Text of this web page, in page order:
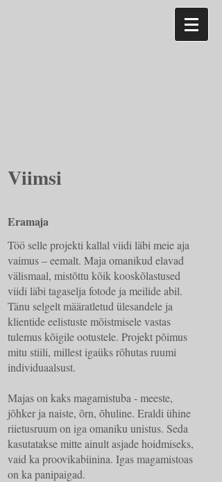
Viimsi
Eramaja
Töö selle projekti kallal viidi läbi meie aja
vaimus – eemalt. Maja omanikud elavad
välismaal, mistõttu kõik kooskõlastused
viidi läbi tagaselja fotode ja meilide abil.
Tänu selgelt määratletud ülesandele ja
klientide eelistuste mõistmisele vastas
tulemus kõigile ootustele. Projekt põimus
mitu stiili, millest igaüks rõhutas ruumi
individuaalsust.
Majas on kaks magamistuba - meeste,
jõhker ja naiste, õrn, õhuline. Eraldi ühine
riietusruum on iga omaniku unistus. Seda
kasutatakse mitte ainult asjade hoidmiseks,
vaid ka proovikabiinina. Igas magamistoas
on ka panipaigad.